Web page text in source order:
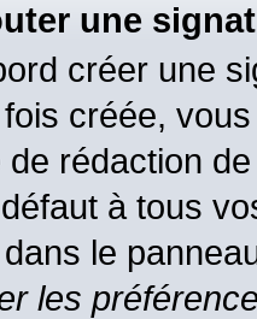
une
créer une
fois créée,
rédaction
à tous
le
les